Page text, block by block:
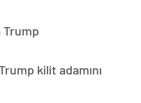
kilit adamını